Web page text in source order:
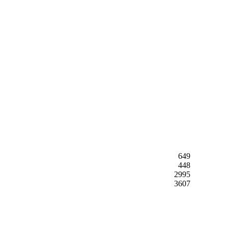
649
448
2995
3607